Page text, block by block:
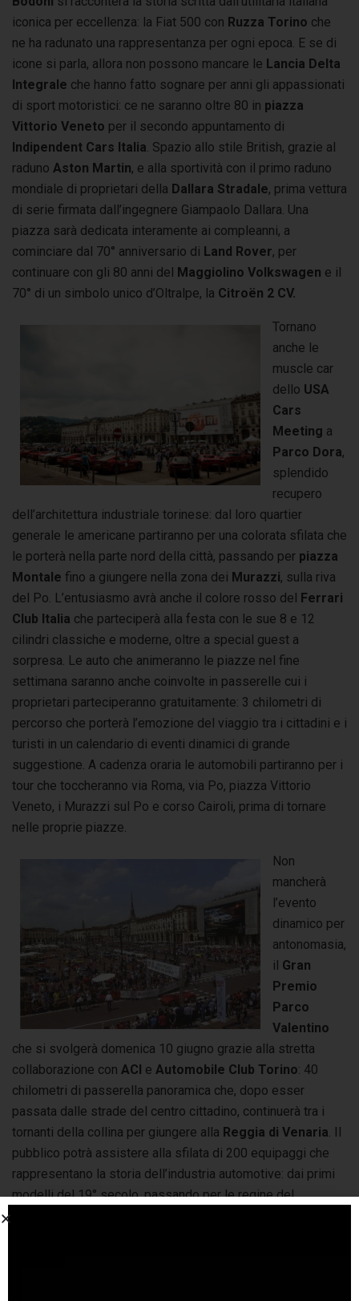
iconica per eccellenza: la Fiat 500 con Ruzza Torino che
ne ha radunato una rappresentanza per ogni epoca. E se di
icone si parla, allora non possono mancare le Lancia Delta
Integrale che hanno fatto sognare per anni gli appassionati
di sport motoristici: ce ne saranno oltre 80 in piazza
Vittorio Veneto per il secondo appuntamento di
Indipendent Cars Italia . Spazio allo stile British, grazie al
raduno Aston Martin, e alla sportività con il primo raduno
mondiale di proprietari della Dallara Stradale, prima vettura
di serie firmata dall’ingegnere Giampaolo Dallara. Una
piazza sarà dedicata interamente ai compleanni, a
cominciare dal 70° anniversario di Land Rover, per
continuare con gli 80 anni del Maggiolino Volkswagen e il
70° di un simbolo unico d’Oltralpe, la Citroën 2 CV.
Tornano
anche le
muscle car
dello USA
Cars
Meeting a
Parco Dora,
splendido
recupero
dell’architettura industriale torinese: dal loro quartier
generale le americane partiranno per una colorata sfilata che
le porterà nella parte nord della città, passando per piazza
Montale fino a giungere nella zona dei Murazzi, sulla riva
del Po. L’entusiasmo avrà anche il colore rosso del Ferrari
Club Italia che parteciperà alla festa con le sue 8 e 12
cilindri classiche e moderne, oltre a special guest a
sorpresa. Le auto che animeranno le piazze nel fine
settimana saranno anche coinvolte in passerelle cui i
proprietari parteciperanno gratuitamente: 3 chilometri di
percorso che porterà l’emozione del viaggio tra i cittadini e i
turisti in un calendario di eventi dinamici di grande
suggestione. A cadenza oraria le automobili partiranno per i
tour che toccheranno via Roma, via Po, piazza Vittorio
Veneto, i Murazzi sul Po e corso Cairoli, prima di tornare
nelle proprie piazze.
Non
mancherà
l’evento
dinamico per
antonomasia,
il Gran
Premio
Parco
Valentino
che si svolgerà domenica 10 giugno grazie alla stretta
collaborazione con ACI e Automobile Club Torino: 40
chilometri di passerella panoramica che, dopo esser
passata dalle strade del centro cittadino, continuerà tra i
tornanti della collina per giungere alla Reggia di Venaria . Il
pubblico potrà assistere alla sfilata di 200 equipaggi che
rappresentano la storia dell’industria automotive: dai primi
modelli del 19° secolo, passando per le regine del